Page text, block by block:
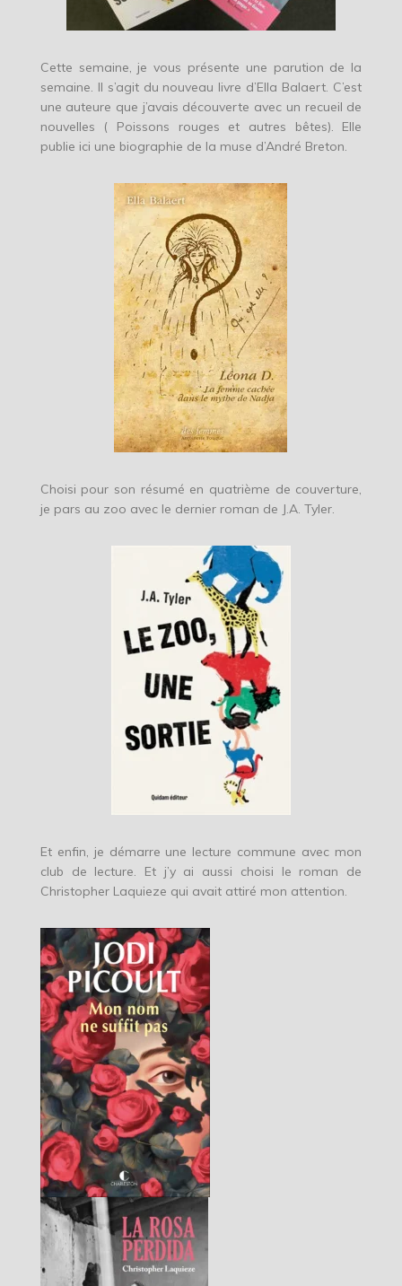
Cette semaine, je vous présente une parution de la
semaine. Il s’agit du nouveau livre d’Ella Balaert. C’est
une auteure que j’avais découverte avec un recueil de
nouvelles ( Poissons rouges et autres bêtes). Elle
publie ici une biographie de la muse d’André Breton.
Choisi pour son résumé en quatrième de couverture,
je pars au zoo avec le dernier roman de J.A. Tyler.
Et enfin, je démarre une lecture commune avec mon
club de lecture. Et j’y ai aussi choisi le roman de
Christopher Laquieze qui avait attiré mon attention.